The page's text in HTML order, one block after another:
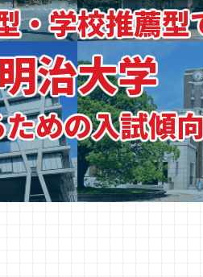
・学校推薦型
治大学
めの入試傾